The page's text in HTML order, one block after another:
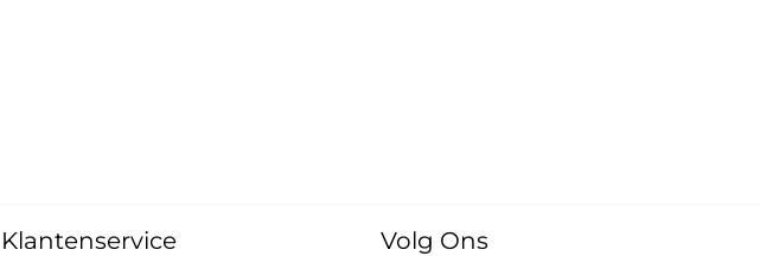
Klantenservice Volg Ons